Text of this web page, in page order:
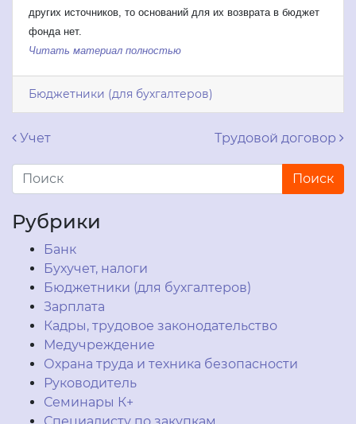
других источников, то оснований для их возврата в бюджет
фонда нет.
Читать материал полностью
Бюджетники (для бухгалтеров)
Навигация по записям
Учет Трудовой договор
Рубрики
Банк
Бухучет, налоги
Бюджетники (для бухгалтеров)
Зарплата
Кадры, трудовое законодательство
Медучреждение
Охрана труда и техника безопасности
Руководитель
Семинары К+